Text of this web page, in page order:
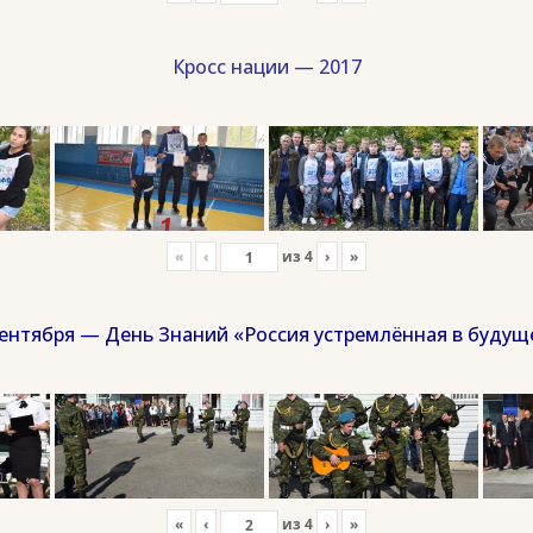
Кросс нации — 2017
« ‹ из 4 › »
— День Знаний «Россия устремлённая в
« ‹ из 4 › »